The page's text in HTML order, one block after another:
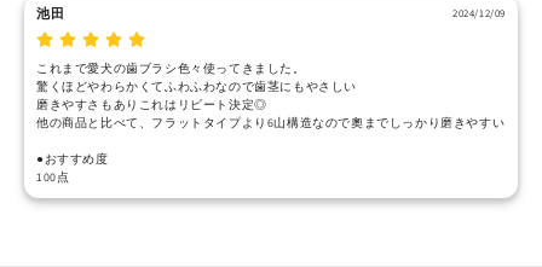
池田 2024/12/09
これまで愛犬の歯ブラシ色々使ってきました。
驚くほどやわらかくてふわふわなので歯茎にもやさしい
磨きやすさもありこれはリピート決定◎
他の商品と比べて、フラットタイプより6山構造なので奧までしっかり磨きやすい
●おすすめ度